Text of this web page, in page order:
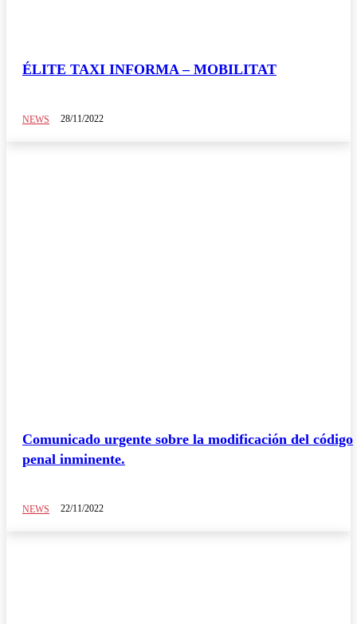
Movilidad
ÉLITE TAXI INFORMA – MOBILITAT
NEWS 28/11/2022
Comunicado urgente sobre la modificación del código
penal inminente.
NEWS 22/11/2022